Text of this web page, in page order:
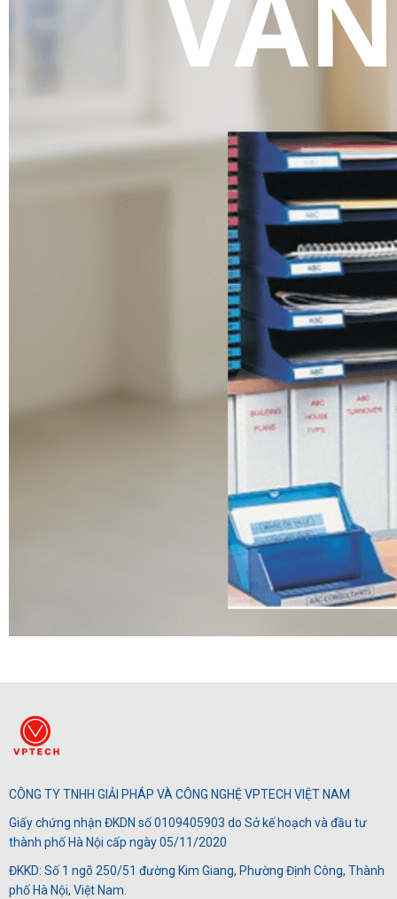
CÔNG TY TNHH GIẢI PHÁP VÀ CÔNG NGHỆ VPTECH VIỆT NAM
Giấy chứng nhận ĐKDN số 0109405903 do Sở kế hoạch và đầu tư
thành phố Hà Nội cấp ngày 05/11/2020
ĐKKD: Số 1 ngõ 250/51 đường Kim Giang, Phường Định Công, Thành
phố Hà Nội, Việt Nam.